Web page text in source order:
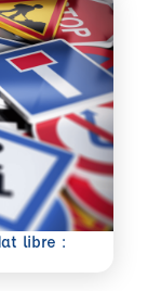
libre :